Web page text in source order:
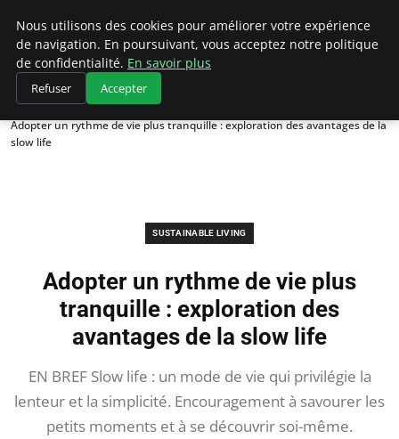
Climategatecountryclub.com
Accueil
Sustainable Living
Adopter un rythme de vie plus tranquille : exploration des avantages de la
slow life
SUSTAINABLE LIVING
Adopter un rythme de vie plus
tranquille : exploration des
avantages de la slow life
EN BREF Slow life : un mode de vie qui privilégie la
lenteur et la simplicité. Encouragement à savourer les
petits moments et à se découvrir soi-même.
Nous utilisons des cookies pour améliorer votre expérience
de navigation. En poursuivant, vous acceptez notre politique
de confidentialité. En savoir plus
Refuser Accepter